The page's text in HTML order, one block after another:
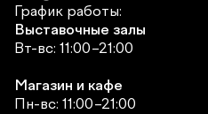
График работы:
Выставочные залы
Вт-вс: 11:00–21:00
Магазин и кафе
Пн-вс: 11:00–21:00